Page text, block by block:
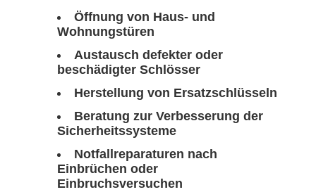
Öffnung von Haus- und
Wohnungstüren
Austausch defekter oder
beschädigter Schlösser
Herstellung von Ersatzschlüsseln
Beratung zur Verbesserung der
Sicherheitssysteme
Notfallreparaturen nach
Einbrüchen oder
Einbruchsversuchen